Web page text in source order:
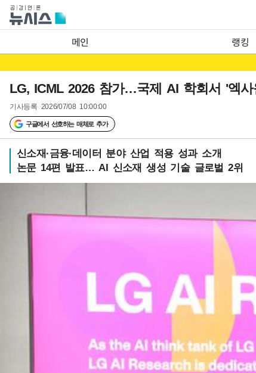
메인 랭킹
LG, ICML 2026 참가…국제 AI 학회서 '엑
기사등록 2026/07/08 10:00:00
구글에서 선호하는 매체로 추가
신소재·금융·데이터 분야 산업 적용 성과 소개
논문 14편 발표… AI 신소재 생성 기술 글로벌 2위